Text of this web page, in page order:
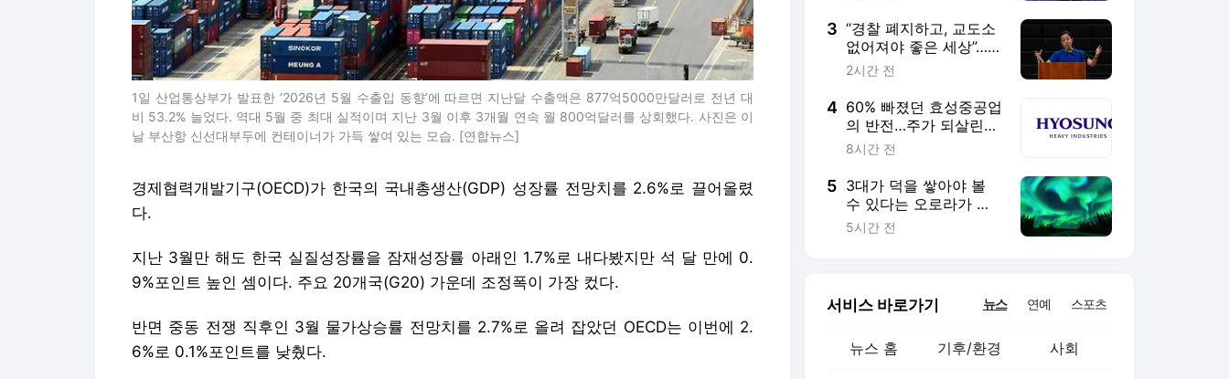
1일 산업통상부가 발표한 ‘2026년 5월 수출입 동향’에 따르면 지난달 수출액은 877억5000만달러로 전년 대
비 53.2% 늘었다. 역대 5월 중 최대 실적이며 지난 3월 이후 3개월 연속 월 800억달러를 상회했다. 사진은 이
날 부산항 신선대부두에 컨테이너가 가득 쌓여 있는 모습. [연합뉴스]
경제협력개발기구(OECD)가 한국의 국내총생산(GDP) 성장률 전망치를 2.6%로 끌어올렸
다.
지난 3월만 해도 한국 실질성장률을 잠재성장률 아래인 1.7%로 내다봤지만 석 달 만에 0.
9%포인트 높인 셈이다. 주요 20개국(G20) 가운데 조정폭이 가장 컸다.
반면 중동 전쟁 직후인 3월 물가상승률 전망치를 2.7%로 올려 잡았던 OECD는 이번에 2.
6%로 0.1%포인트를 낮췄다.
3 “경찰 폐지하고, 교도소
없어져야 좋은 세상”…프
란체스카 홍 과거 발언
2시간 전
4 60% 빠졌던 효성중공업
의 반전…주가 되살린
‘12조 수주’의 힘 [이주
8시간 전
5 3대가 덕을 쌓아야 볼
수 있다는 오로라가 연
중 240일 넘게 뜬다는
5시간 전
서비스 바로가기 뉴스 연예 스포츠
뉴스 홈 기후/환경 사회